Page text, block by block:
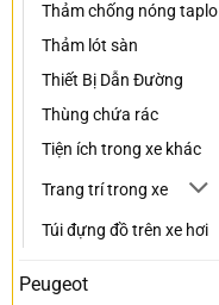
Thảm chống nóng taplo
Thảm lót sàn
Thiết Bị Dẫn Đường
Thùng chứa rác
Tiện ích trong xe khác
Trang trí trong xe
Túi đựng đồ trên xe hơi
Peugeot